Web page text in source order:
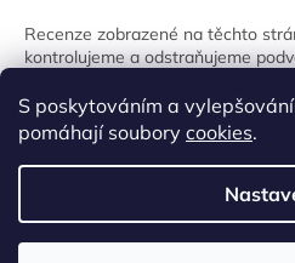
S poskytováním a
pomáhají soubory cookies.
Recenze zobrazené na těchto
kontrolujeme a odstraňujeme
Vytvořil